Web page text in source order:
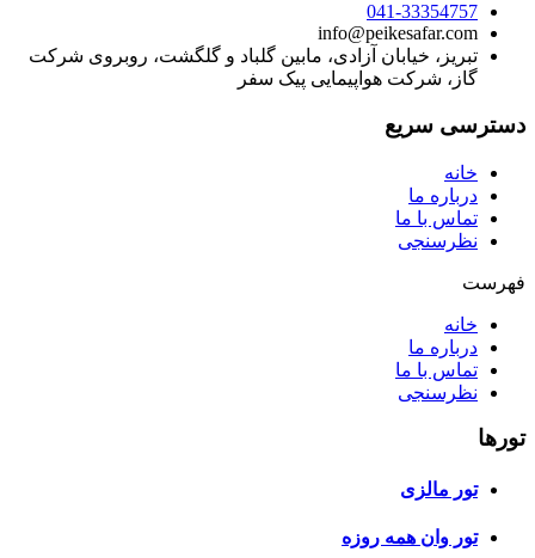
041-33354757
info@peikesafar.com
تبریز، خیابان آزادی، مابین گلباد و گلگشت، روبروی شرکت
گاز، شرکت هواپیمایی پیک سفر
دسترسی سریع
خانه
درباره ما
تماس با ما
نظرسنجی
فهرست
خانه
درباره ما
تماس با ما
نظرسنجی
تورها
تور مالزی
تور وان همه روزه